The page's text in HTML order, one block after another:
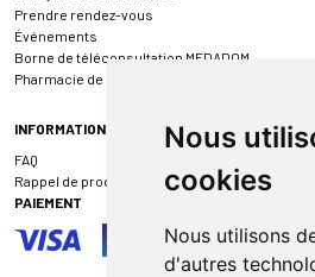
Nous
cookies
Nous utilisons
d'autres
Prendre rendez-vous
Événements
Borne de téléconsultation MEDADOM
Pharmacie de garde
INFORMATIONS
FAQ
Rappel de produit
PAIEMENT